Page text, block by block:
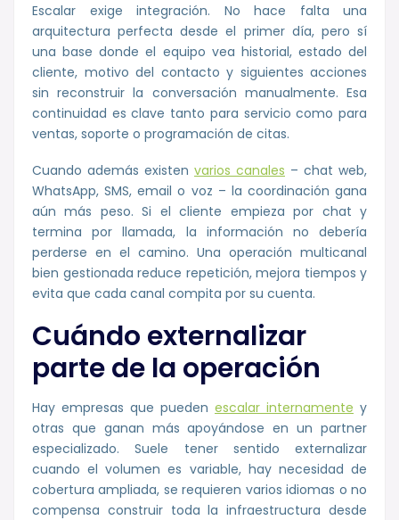
Escalar exige integración. No hace falta una
arquitectura perfecta desde el primer día, pero sí
una base donde el equipo vea historial, estado del
cliente, motivo del contacto y siguientes acciones
sin reconstruir la conversación manualmente. Esa
continuidad es clave tanto para servicio como para
ventas, soporte o programación de citas.
Cuando además existen varios canales – chat web,
WhatsApp, SMS, email o voz – la coordinación gana
aún más peso. Si el cliente empieza por chat y
termina por llamada, la información no debería
perderse en el camino. Una operación multicanal
bien gestionada reduce repetición, mejora tiempos y
evita que cada canal compita por su cuenta.
Cuándo externalizar
parte de la operación
Hay empresas que pueden escalar internamente y
otras que ganan más apoyándose en un partner
especializado. Suele tener sentido externalizar
cuando el volumen es variable, hay necesidad de
cobertura ampliada, se requieren varios idiomas o no
compensa construir toda la infraestructura desde